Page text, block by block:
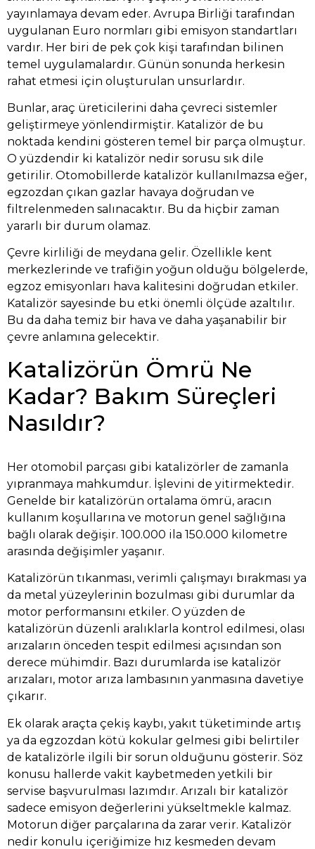
yayınlamaya devam eder. Avrupa Birliği tarafından
uygulanan Euro normları gibi emisyon standartları
vardır. Her biri de pek çok kişi tarafından bilinen
temel uygulamalardır. Günün sonunda herkesin
rahat etmesi için oluşturulan unsurlardır.
Bunlar, araç üreticilerini daha çevreci sistemler
geliştirmeye yönlendirmiştir. Katalizör de bu
noktada kendini gösteren temel bir parça olmuştur.
O yüzdendir ki katalizör nedir sorusu sık dile
getirilir. Otomobillerde katalizör kullanılmazsa eğer,
egzozdan çıkan gazlar havaya doğrudan ve
filtrelenmeden salınacaktır. Bu da hiçbir zaman
yararlı bir durum olamaz.
Çevre kirliliği de meydana gelir. Özellikle kent
merkezlerinde ve trafiğin yoğun olduğu bölgelerde,
egzoz emisyonları hava kalitesini doğrudan etkiler.
Katalizör sayesinde bu etki önemli ölçüde azaltılır.
Bu da daha temiz bir hava ve daha yaşanabilir bir
çevre anlamına gelecektir.
Katalizörün Ömrü Ne
Kadar? Bakım Süreçleri
Nasıldır?
Her otomobil parçası gibi katalizörler de zamanla
yıpranmaya mahkumdur. İşlevini de yitirmektedir.
Genelde bir katalizörün ortalama ömrü, aracın
kullanım koşullarına ve motorun genel sağlığına
bağlı olarak değişir. 100.000 ila 150.000 kilometre
arasında değişimler yaşanır.
Katalizörün tıkanması, verimli çalışmayı bırakması ya
da metal yüzeylerinin bozulması gibi durumlar da
motor performansını etkiler. O yüzden de
katalizörün düzenli aralıklarla kontrol edilmesi, olası
arızaların önceden tespit edilmesi açısından son
derece mühimdir. Bazı durumlarda ise katalizör
arızaları, motor arıza lambasının yanmasına davetiye
çıkarır.
Ek olarak araçta çekiş kaybı, yakıt tüketiminde artış
ya da egzozdan kötü kokular gelmesi gibi belirtiler
de katalizörle ilgili bir sorun olduğunu gösterir. Söz
konusu hallerde vakit kaybetmeden yetkili bir
servise başvurulması lazımdır. Arızalı bir katalizör
sadece emisyon değerlerini yükseltmekle kalmaz.
Motorun diğer parçalarına da zarar verir. Katalizör
nedir konulu içeriğimize hız kesmeden devam